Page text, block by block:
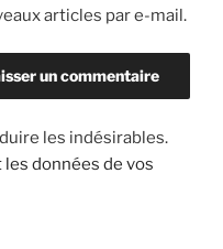
articles par e-mail.
les indésirables.
données de vos